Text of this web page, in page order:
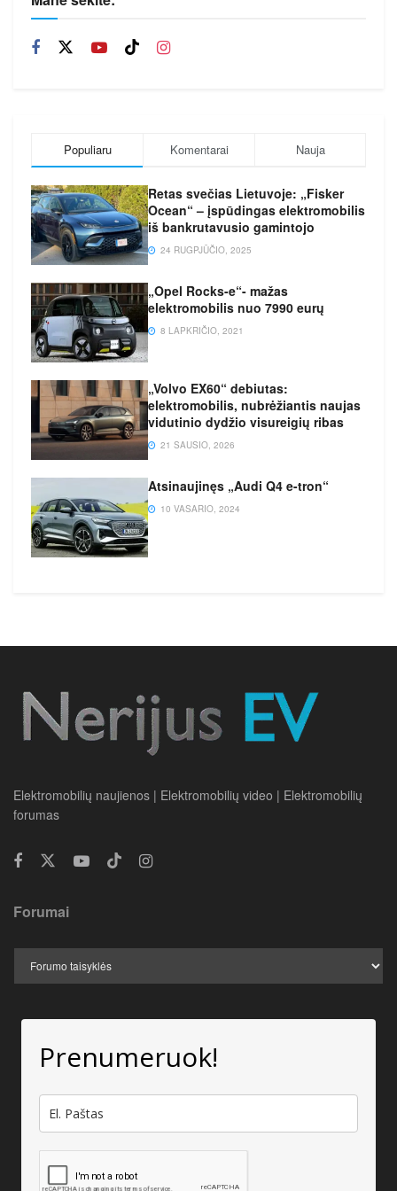
Populiaru Komentarai Nauja
Retas svečias Lietuvoje: „Fisker
Ocean“ – įspūdingas elektromobilis
iš bankrutavusio gamintojo
24 RUGPJŪČIO, 2025
„Opel Rocks-e“- mažas
elektromobilis nuo 7990 eurų
8 LAPKRIČIO, 2021
„Volvo EX60“ debiutas:
elektromobilis, nubrėžiantis naujas
vidutinio dydžio visureigių ribas
21 SAUSIO, 2026
Atsinaujinęs „Audi Q4 e-tron“
10 VASARIO, 2024
Elektromobilių naujienos | Elektromobilių video | Elektromobilių
forumas
Forumai
Prenumeruok!